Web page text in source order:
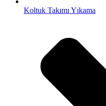
Koltuk Takımı Yıkama